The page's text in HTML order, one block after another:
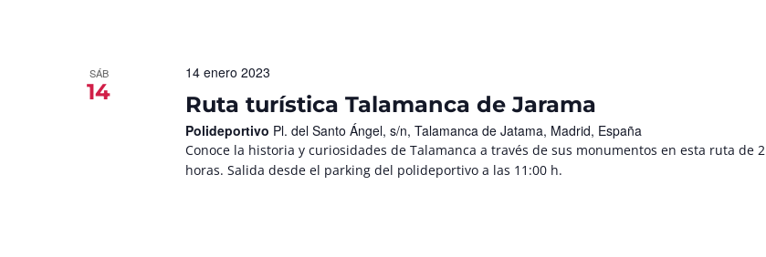
SÁB
14 Ruta turística Talamanca de Jarama
14 enero 2023
Polideportivo Pl. del Santo Ángel, s/n, Talamanca de Jatama, Madrid, España
Conoce la historia y curiosidades de Talamanca a través de sus monumentos en esta ruta de 2
horas. Salida desde el parking del polideportivo a las 11:00 h.